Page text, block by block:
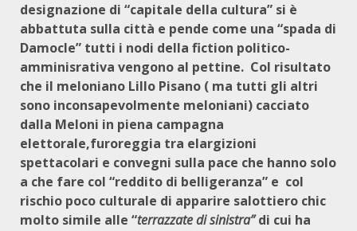
designazione di “capitale della cultura” si è
abbattuta sulla città e pende come una “spada di
Damocle” tutti i nodi della fiction politico-
amminisrativa vengono al pettine. Col risultato
che il meloniano Lillo Pisano ( ma tutti gli altri
sono inconsapevolmente meloniani) cacciato
dalla Meloni in piena campagna
elettorale,furoreggia tra elargizioni
spettacolari e convegni sulla pace che hanno solo
a che fare col “reddito di belligeranza” e col
rischio poco culturale di apparire salottiero chic
molto simile alle “terrazzate di sinistra”di cui ha